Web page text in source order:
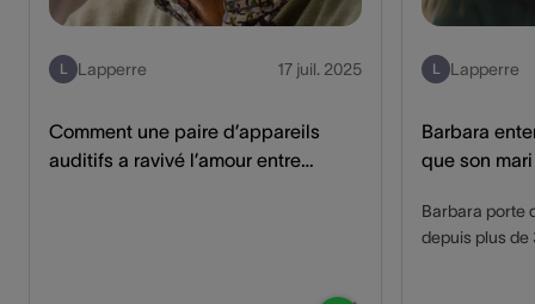
L Lapperre 17 juil. 2025
Comment une paire d’appareils
auditifs a ravivé l’amour entre
L Lapperre
Barbara
que son
Barbara porte
depuis plus de